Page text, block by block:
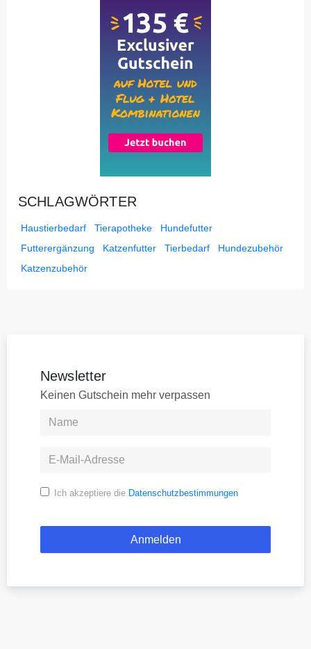
SCHLAGWÖRTER
Haustierbedarf Tierapotheke
Hundefutter
Futterergänzung
Katzenfutter Tierbedarf
Hundezubehör
Katzenzubehör
Newsletter
Keinen Gutschein mehr verpassen
Ich akzeptiere die Datenschutzbestimmungen